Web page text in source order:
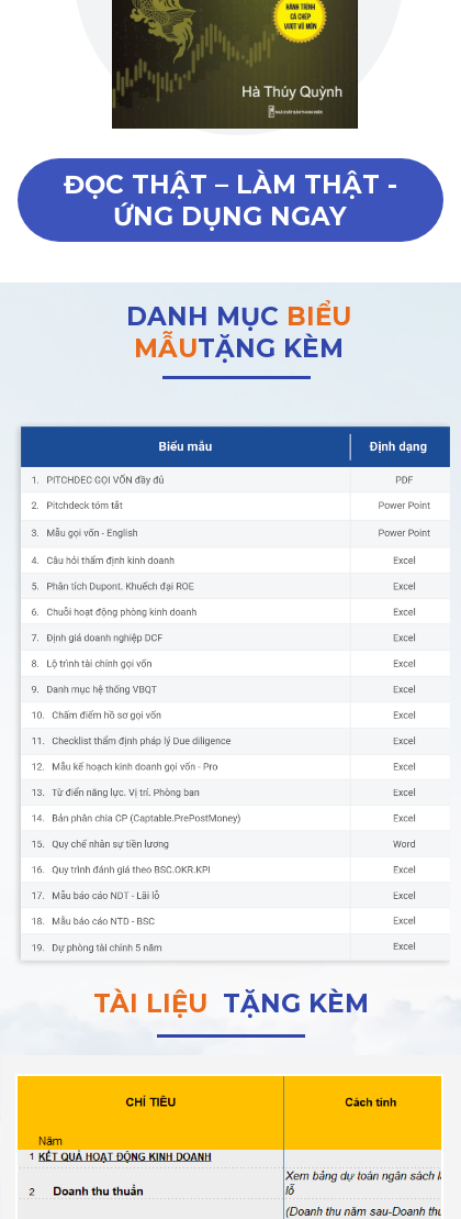
ĐỌC THẬT – LÀM THẬT -
ỨNG DỤNG NGAY
DANH MỤC BIỂU
MẪUTẶNG KÈM
TÀI LIỆU TẶNG KÈM